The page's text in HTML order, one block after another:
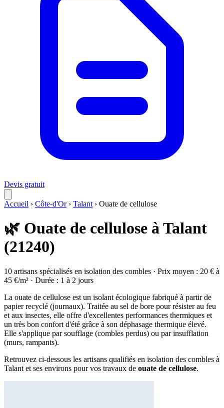
Devis gratuit
Accueil › Côte-d'Or › Talant › Ouate de cellulose
🌿 Ouate de cellulose à Talant
(21240)
10 artisans spécialisés en isolation des combles · Prix moyen : 20 € à
45 €/m² · Durée : 1 à 2 jours
La ouate de cellulose est un isolant écologique fabriqué à partir de
papier recyclé (journaux). Traitée au sel de bore pour résister au feu
et aux insectes, elle offre d'excellentes performances thermiques et
un très bon confort d'été grâce à son déphasage thermique élevé.
Elle s'applique par soufflage (combles perdus) ou par insufflation
(murs, rampants).
Retrouvez ci-dessous les artisans qualifiés en isolation des combles à
Talant et ses environs pour vos travaux de ouate de cellulose.